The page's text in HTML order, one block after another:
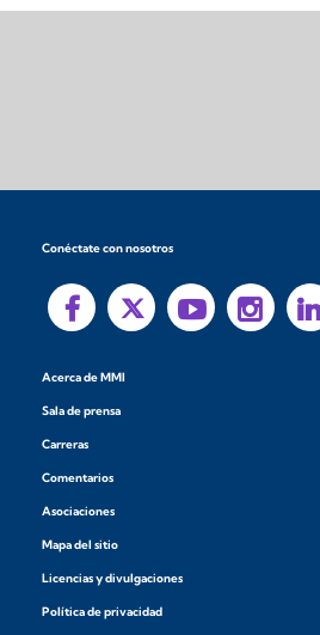
Conéctate con nosotros
Acerca de MMI
Sala de prensa
Carreras
Comentarios
Asociaciones
Mapa del sitio
Licencias y divulgaciones
Política de privacidad